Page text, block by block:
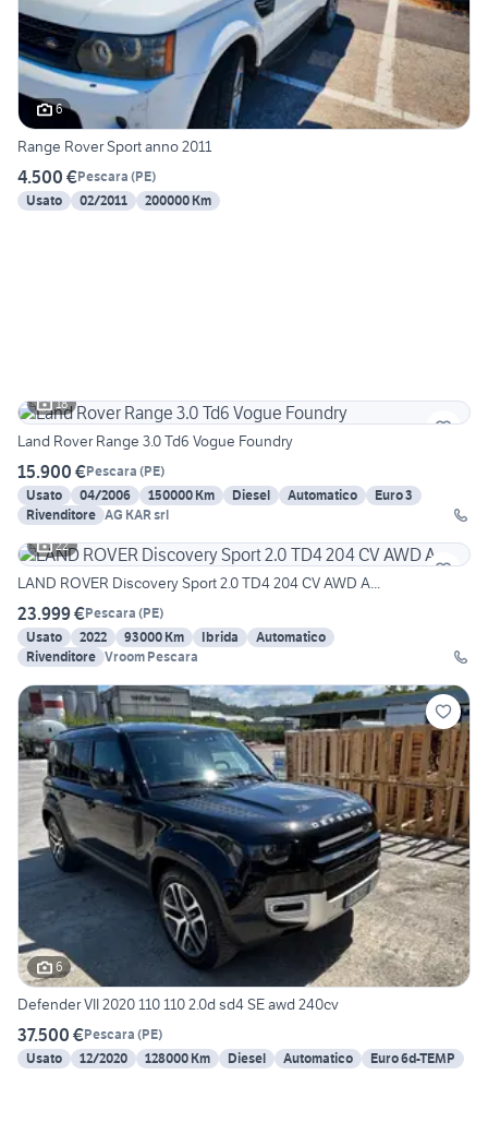
6
Range Rover Sport anno 2011
4.500 €Pescara (PE)
Usato
02/2011 200000 Km
18
Land Rover Range 3.0 Td6 Vogue Foundry
15.900 €Pescara (PE)
Usato
04/2006 150000 Km Diesel Automatico
Euro 3
Rivenditore AG KAR srl
22
LAND ROVER Discovery Sport 2.0 TD4 204 CV AWD A...
23.999 €Pescara (PE)
Usato
2022 93000 Km Ibrida
Automatico
Rivenditore Vroom Pescara
6
Defender VII 2020 110 110 2.0d sd4 SE awd 240cv
37.500 €Pescara (PE)
Usato
12/2020 128000 Km Diesel Automatico Euro 6d-TEMP